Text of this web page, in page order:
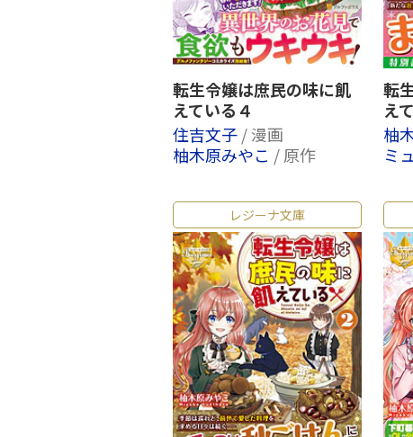
転生令嬢は庶民の味に飢
えている４
住吉文子/ 漫画
柚木原みやこ / 原作
転
え
柚
ミ
レジーナ文庫